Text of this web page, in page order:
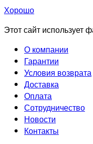
Хорошо
Этот сайт использует
О компании
Гарантии
Условия возврата
Доставка
Оплата
Сотрудничество
Новости
Контакты